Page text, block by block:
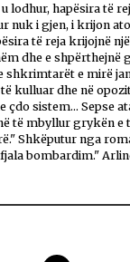
lodhur, hapësira të
nuk i gjen, i krijon
të reja krijojnë
dhe e shpërthejnë
shkrimtarët e mirë
kulluar dhe në
çdo sistem... Sepse
të mbyllur grykën e
Shkëputur nga
bombardim."